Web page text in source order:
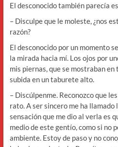
El desconocido también parecía
– Disculpe que le moleste, ¿nos
razón?
El desconocido por un momento
la mirada hacia mí. Los ojos por
mis piernas, que se mostraban
subida en un taburete alto.
– Discúlpenme. Reconozco que
rato. A ser sincero me ha llamado
sensación que me dio al verla es
medio de este gentío, como si no
ambiente. Estoy de paso y no